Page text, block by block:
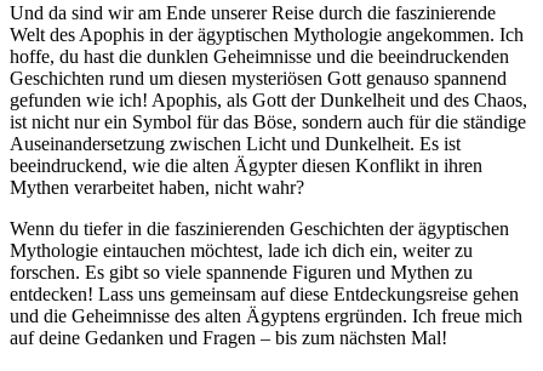
Und da sind wir am Ende unserer Reise durch die faszinierende
Welt des ⁤Apophis in der ägyptischen Mythologie angekommen. Ich
hoffe, du hast die ⁤dunklen Geheimnisse und ​die ​beeindruckenden
Geschichten rund um⁢ diesen mysteriösen Gott genauso spannend
gefunden wie ⁢ich! Apophis, als Gott der Dunkelheit und des Chaos,
ist nicht nur ein Symbol für das Böse, sondern auch‌ für die ständige
Auseinandersetzung zwischen Licht und Dunkelheit. Es‌ ist
beeindruckend, wie die alten Ägypter diesen Konflikt in​ ihren ​
Mythen verarbeitet haben, nicht wahr?
Wenn​ du tiefer in⁤ die faszinierenden Geschichten der ​ägyptischen‍
Mythologie eintauchen‍ möchtest, lade ich dich ein, weiter zu
forschen. ‌Es gibt so viele spannende Figuren und ⁢Mythen zu
entdecken! Lass uns gemeinsam auf ​diese Entdeckungsreise‌ gehen
und die Geheimnisse⁣ des alten Ägyptens ergründen. Ich‍ freue mich
auf deine Gedanken ⁣und Fragen ⁤–⁤ bis zum nächsten Mal!